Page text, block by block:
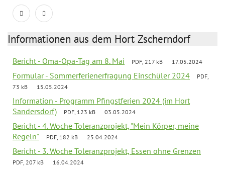
Informationen aus dem Hort Zscherndorf
Bericht - Oma-Opa-Tag am 8. Mai PDF, 217 kB 17.05.2024
Formular - Sommerferienerfragung Einschüler 2024
PDF,
73 kB
15.05.2024
Information - Programm Pfingstferien 2024 (im Hort
Sandersdorf)
PDF, 123 kB 03.05.2024
Bericht - 4. Woche Toleranzprojekt, "Mein Körper, meine
Regeln"
PDF, 182 kB 25.04.2024
Bericht - 3. Woche Toleranzprojekt, Essen ohne Grenzen
PDF, 207 kB 16.04.2024